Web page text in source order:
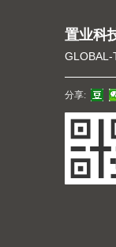
分享:
置业科
GLOBAL-